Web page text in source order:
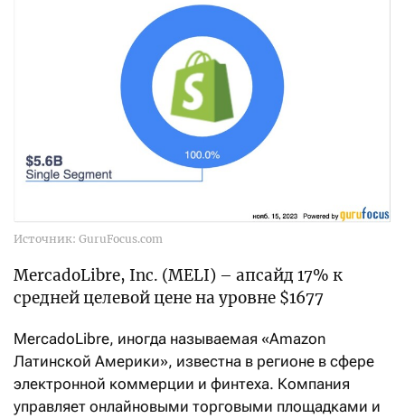
Источник: GuruFocus.com
MercadoLibre, Inc. (MELI) – апсайд 17% к
средней целевой цене на уровне $1677
MercadoLibre, иногда называемая «Amazon
Латинской Америки», известна в регионе в сфере
электронной коммерции и финтеха. Компания
управляет онлайновыми торговыми площадками и